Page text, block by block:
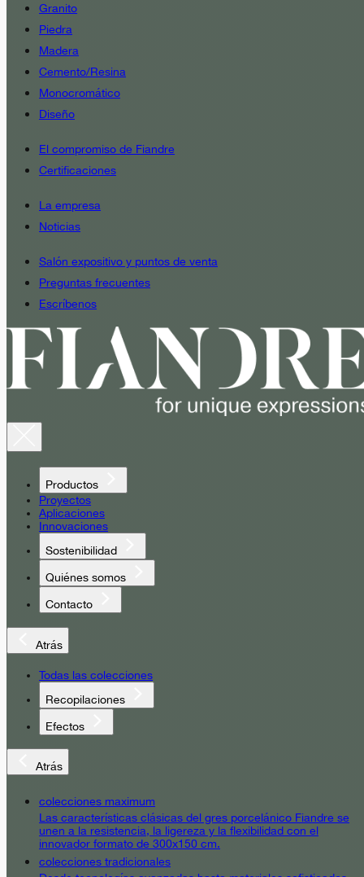
Granito
Piedra
Madera
Cemento/Resina
Monocromático
Diseño
El compromiso de Fiandre
Certificaciones
La empresa
Noticias
Salón expositivo y puntos de venta
Preguntas frecuentes
Escríbenos
Productos
Proyectos
Aplicaciones
Innovaciones
Sostenibilidad
Quiénes somos
Contacto
Atrás
Todas las colecciones
Recopilaciones
Efectos
Atrás
colecciones maximum
Las características clásicas del gres porcelánico Fiandre se
unen a la resistencia, la ligereza y la flexibilidad con el
innovador formato de 300x150 cm.
colecciones tradicionales